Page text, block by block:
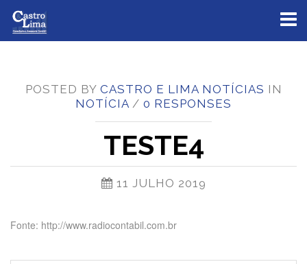
POSTED BY CASTRO E LIMA NOTÍCIAS IN
NOTÍCIA / 0 RESPONSES
TESTE4
11 JULHO 2019
Fonte: http://www.radiocontabil.com.br